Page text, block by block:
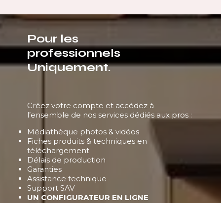
Pour les
professionnels
Uniquement.
Créez votre compte et accédez à
l’ensemble de nos services dédiés aux pros :
Médiathèque photos & vidéos
Fiches produits & techniques en
téléchargement
Délais de production
Garanties
Assistance technique
Support SAV
UN CONFIGURATEUR EN LIGNE